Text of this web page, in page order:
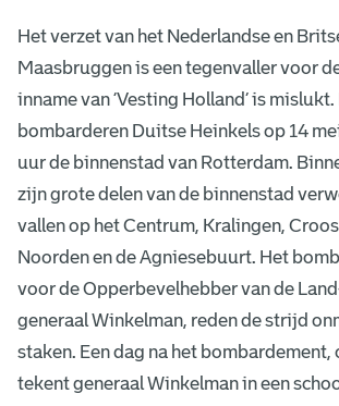
Het verzet van het Nederlandse en
Maasbruggen is een tegenvaller voor
inname van ‘Vesting Holland’ is
bombarderen Duitse Heinkels op 14
uur de binnenstad van Rotterdam.
zijn grote delen van de binnenstad
vallen op het Centrum, Kralingen,
Noorden en de Agniesebuurt. Het
voor de Opperbevelhebber van de
generaal Winkelman, reden de strijd
staken. Een dag na het bombardement,
tekent generaal Winkelman in een